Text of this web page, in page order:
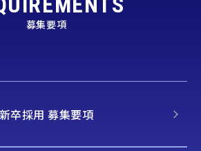
募集要項
新卒採用 募集要項